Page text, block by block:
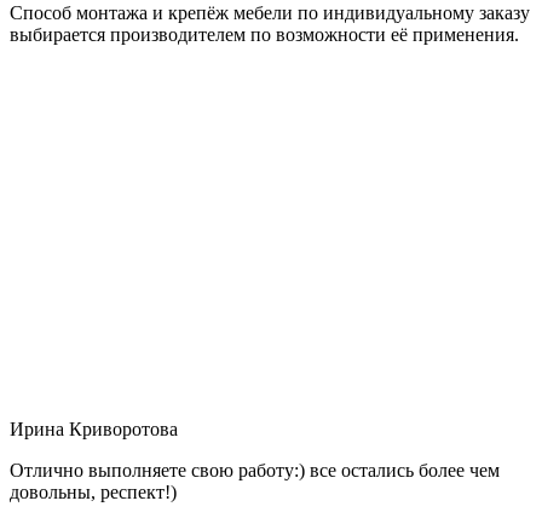
Способ монтажа и крепёж мебели по индивидуальному заказу
выбирается производителем по возможности её применения.
Ирина Криворотова
Отлично выполняете свою работу:) все остались более чем
довольны, респект!)